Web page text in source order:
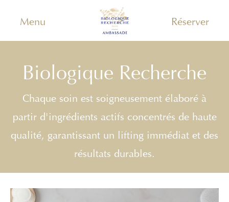
Menu Réserver
Biologique Recherche
Chaque soin est soigneusement élaboré à
partir d'ingrédients actifs concentrés de haute
qualité, garantissant un lifting immédiat et des
résultats durables.